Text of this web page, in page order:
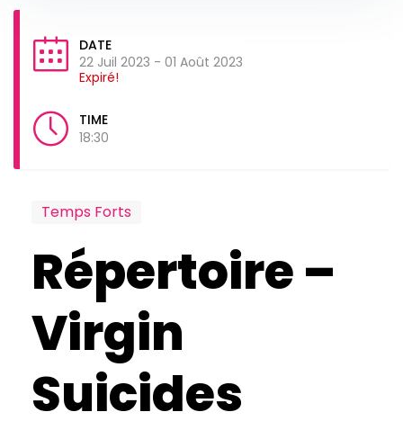
DATE
22 Juil 2023 - 01 Août 2023
Expiré!
TIME
18:30
Temps Forts
Répertoire –
Virgin
Suicides